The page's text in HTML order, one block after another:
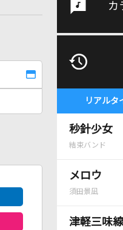
カ
リアルタ
秒針少女
結束バンド
メロウ
須田景凪
津軽三味